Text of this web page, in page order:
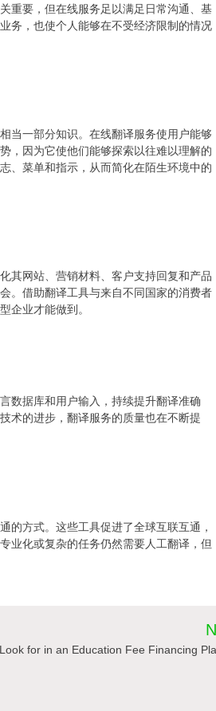
重要，但在线服务足以满足日常沟通、基
务，也使个人能够在不受经济限制的情况
当一部分知识。在线翻译服务使用户能够
，因为它使他们能够探索以往难以理解的
、菜单和指示，从而简化在陌生环境中的
其网站、营销材料、客户支持回复和产品
。借助翻译工具与来自不同国家的消费者
企业才能做到。
数据库和用户输入，持续提升翻译准确
术的进步，翻译服务的质量也在不断提
的方式。这些工具促进了全球互联互通，
业化或复杂的任务仍然需要人工翻译，但
for in an Education Fee Financing